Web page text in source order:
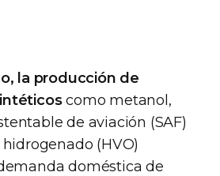
la producción de
como metanol,
de aviación (SAF)
(HVO)
doméstica de